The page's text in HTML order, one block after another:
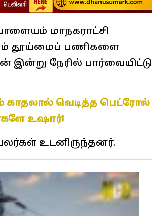
மாநகராட்சி
தூய்மைப் பணிகளை
இன்று நேரில் பார்வையிட்டு
காதலால் வெடித்த பெட்ரோல்
உஷார்!
உடனிருந்தனர்.